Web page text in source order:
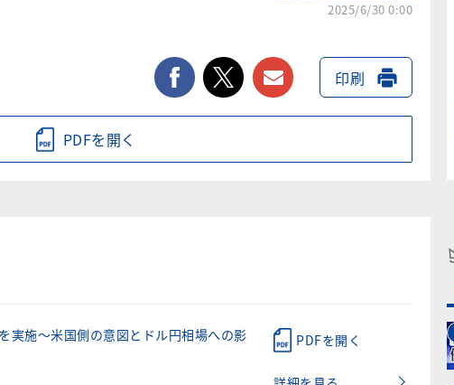
2025/6/30 0:00
facebooktwitter メールで送る
印刷
PDFを開く
実施～米国側の意図とドル円相場への影 PDFを開く